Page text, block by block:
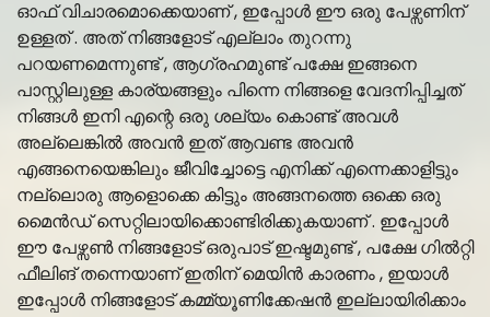
ഓഫ് വിചാരമൊക്കെയാണ് , ഇപ്പോൾ ഈ ഒരു പേഴ്സണിന്
ഉള്ളത് . അത് നിങ്ങളോട് എല്ലാം തുറന്നു
പറയണമെന്നുണ്ട് , ആഗ്രഹമുണ്ട് പക്ഷേ ഇങ്ങനെ
പാസ്റ്റിലുള്ള കാര്യങ്ങളും പിന്നെ നിങ്ങളെ വേദനിപ്പിച്ചത്
നിങ്ങൾ ഇനി എന്റെ ഒരു ശല്യം കൊണ്ട് അവൾ
അല്ലെങ്കിൽ അവൻ ഇത് ആവണ്ട അവൻ
എങ്ങനെയെങ്കിലും ജീവിച്ചോട്ടെ എനിക്ക് എന്നെക്കാളിട്ടും
നല്ലൊരു ആളൊക്കെ കിട്ടും അങ്ങനത്തെ ഒക്കെ ഒരു
മൈൻഡ് സെറ്റിലായിക്കൊണ്ടിരിക്കുകയാണ് . ഇപ്പോൾ
ഈ പേഴ്സൺ നിങ്ങളോട് ഒരുപാട് ഇഷ്ടമുണ്ട് , പക്ഷേ ഗിൽറ്റി
ഫീലിങ് തന്നെയാണ് ഇതിന് മെയിൻ കാരണം , ഇയാൾ
ഇപ്പോൾ നിങ്ങളോട് കമ്മ്യൂണിക്കേഷൻ ഇല്ലായിരിക്കാം